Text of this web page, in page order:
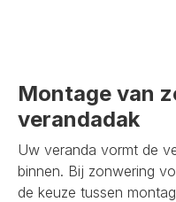
Montage van
verandadak
Uw veranda vormt de
binnen. Bij zonwering
de keuze tussen